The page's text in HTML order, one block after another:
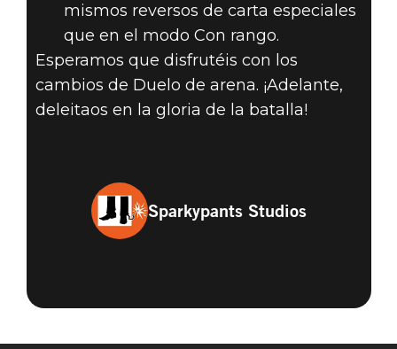
mismos reversos de carta especiales
que en el modo Con rango.
Esperamos que disfrutéis con los
cambios de Duelo de arena. ¡Adelante,
deleitaos en la gloria de la batalla!
Sparkypants Studios